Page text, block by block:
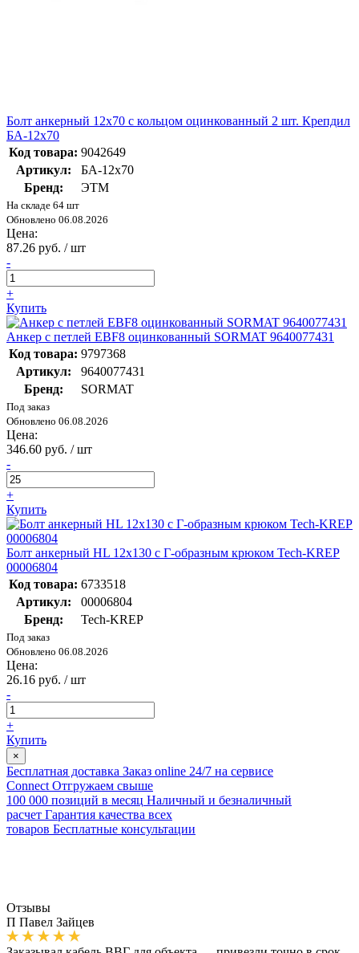
Болт анкерный 12х70 с кольцом оцинкованный 2 шт. Крепдил
БА-12х70
Код товара: 9042649
Артикул:
БА-12х70
Бренд:
ЭТМ
На складе 64 шт
Обновлено 06.08.2026
Цена:
87.26 руб. / шт
-
+
Купить
Анкер с петлей EBF8 оцинкованный SORMAT 9640077431
Код товара: 9797368
Артикул:
9640077431
Бренд:
SORMAT
Под заказ
Обновлено 06.08.2026
Цена:
346.60 руб. / шт
-
+
Купить
Болт анкерный HL 12х130 с Г-образным крюком Tech-KREP
00006804
Код товара: 6733518
Артикул:
00006804
Бренд:
Tech-KREP
Под заказ
Обновлено 06.08.2026
Цена:
26.16 руб. / шт
-
+
Купить
×
Бесплатная доставка Заказ online 24/7 на сервисе
Connect Отгружаем свыше
100 000 позиций в месяц Наличный и безналичный
расчет Гарантия качества всех
товаров Бесплатные консультации
Отзывы
П Павел Зайцев